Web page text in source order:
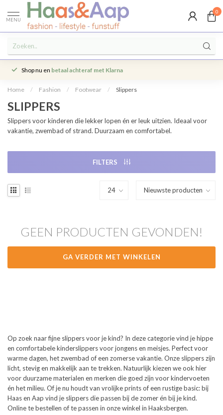
MENU
0
Shop nu en betaal achteraf met Klarna
Home / Fashion / Footwear / Slippers
SLIPPERS
Slippers voor kinderen die lekker lopen én er leuk uitzien. Ideaal voor
vakantie, zwembad of strand. Duurzaam en comfortabel.
FILTERS
GEEN PRODUCTEN GEVONDEN!
GA VERDER MET WINKELEN
Op zoek naar fijne slippers voor je kind? In deze categorie vind je hippe
en comfortabele kinderslippers voor jongens en meisjes. Perfect voor
warme dagen, het zwembad of een zomerse vakantie. Onze slippers zijn
licht, stevig en makkelijk aan te trekken. Natuurlijk kiezen we ook hier
voor duurzame materialen en merken die goed zijn voor kindervoeten
én het milieu. Of je nu houdt van vrolijke prints of een rustige basic: bij
Haas en Aap vind je slippers die passen bij de zomer én bij je kind.
Online te bestellen of te passen in onze winkel in Haaksbergen.